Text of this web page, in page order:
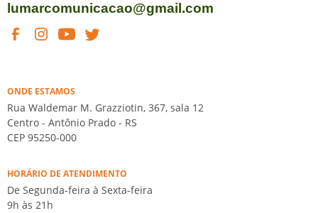
lumarcomunicacao@gmail.com
ONDE ESTAMOS
Rua Waldemar M. Grazziotin, 367, sala 12
Centro - Antônio Prado - RS
CEP 95250-000
HORÁRIO DE ATENDIMENTO
De Segunda-feira à Sexta-feira
9h às 21h